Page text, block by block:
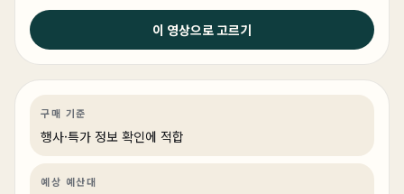
이 영상으로 고르기
2026년 5월 12일
붉은사막 QHD 풀옵션 완벽검증 ! 절대 버벅임 없는 최상
의 견적 ! 최신게임은 이게 정답입니다.
구매 기준
행사·특가 정보 확인에 적합
예상 예산대